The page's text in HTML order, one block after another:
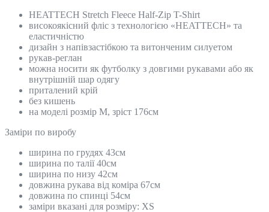
HEATTECH Stretch Fleece Half-Zip T-Shirt
високоякісний фліс з технологією «HEATTECH» та
еластичністю
дизайн з напівзастібкою та витонченим силуетом
рукав-реглан
можна носити як футболку з довгими рукавами або як
внутрішній шар одягу
приталений крій
без кишень
на моделі розмір М, зріст 176см
Замiри по виробу
ширина по грудях 43см
ширина по талії 40см
ширина по низу 42см
довжина рукава від коміра 67см
довжина по спинці 54см
заміри вказані для розміру: XS